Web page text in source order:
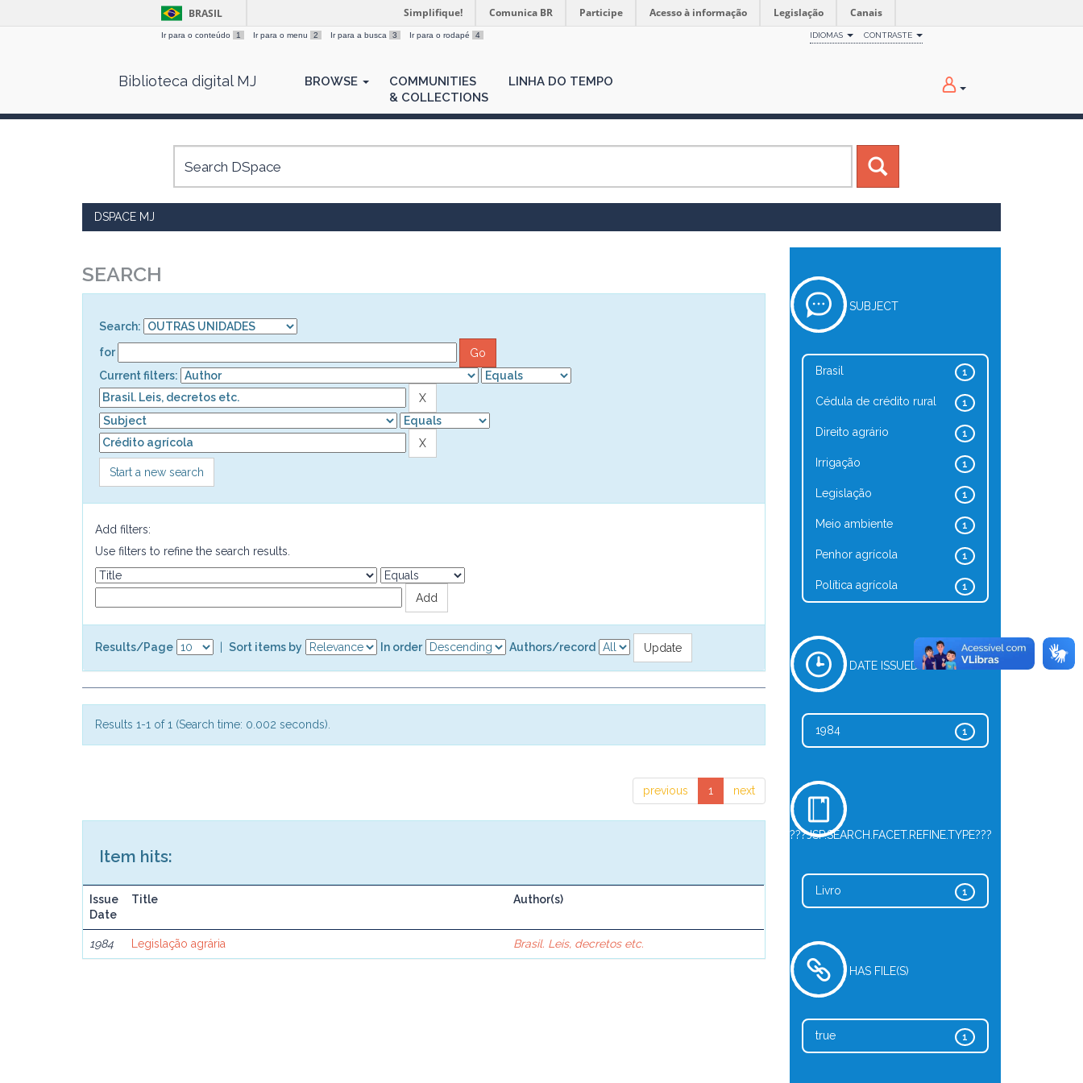
BRASIL Simplifique! Comunica BR Participe Acesso à informação Legislação Canais
Ir para o conteúdo 1 Ir para o menu 2 Ir para a busca 3 Ir para o rodapé 4 IDIOMAS CONTRASTE
Biblioteca digital MJ BROWSE
COMMUNITIES
& COLLECTIONS
LINHA DO TEMPO
DSPACE MJ
SEARCH
Search:
for
Current filters:
Start a new search
Add filters:
Use filters to refine the search results.
Results/Page Sort items by In order Authors/record
Results 1-1 of 1 (Search time: 0.002 seconds).
previous 1 next
Item hits:
Issue
Date
Title Author(s)
1984 Legislação agrária Brasil. Leis, decretos etc.
SUBJECT
1
Brasil
1
Cédula de crédito rural
1
Direito agrário
1
Irrigação
1
Legislação
1
Meio ambiente
1
Penhor agrícola
1
Política agrícola
DATE ISSUED
1
1984
???JSP.SEARCH.FACET.REFINE.TYPE???
1
Livro
HAS FILE(S)
1
true